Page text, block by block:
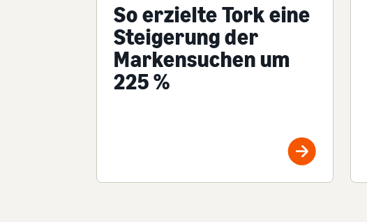
So erzielte Tork eine
Steigerung der
Markensuchen um
225 %